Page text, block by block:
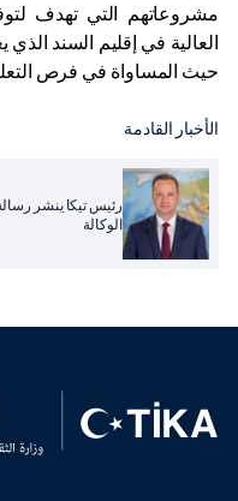
مشروعاتهم التي تهدف
العالية في إقليم السند الذي
حيث المساواة في فرص
الأخبار القادمة
الوكالة